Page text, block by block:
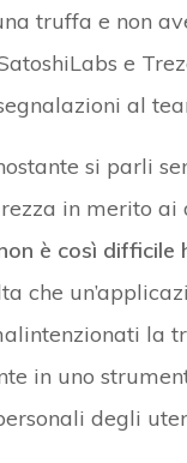
truffa e non
e
al
si parli
in merito ai
è così difficile
che
la
in uno
degli